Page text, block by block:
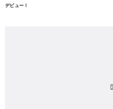
デビュー！